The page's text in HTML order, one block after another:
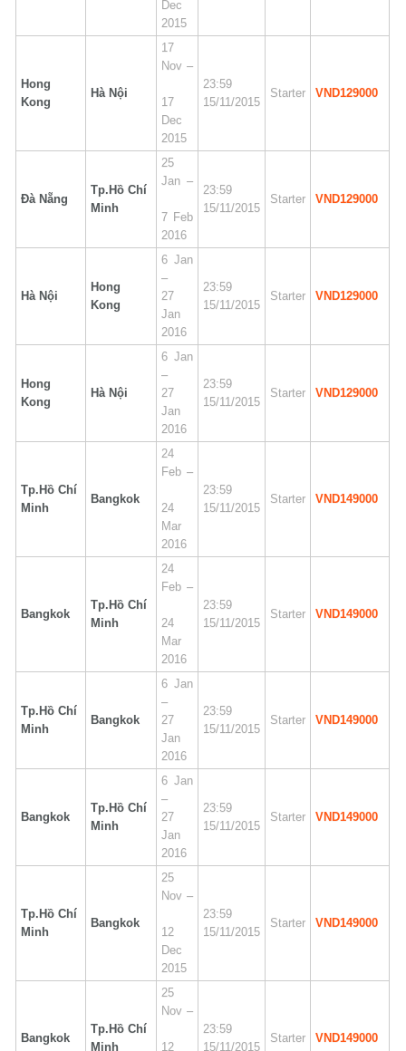
Dec
2015
Hong
Kong
Hà Nội
17
Nov –
17
Dec
2015
23:59
15/11/2015
Starter VND129000
Đà Nẵng
Tp.Hồ Chí
Minh
25
Jan –
7 Feb
2016
23:59
15/11/2015
Starter VND129000
Hà Nội
Hong
Kong
6 Jan
–
27
Jan
2016
23:59
15/11/2015
Starter VND129000
Hong
Kong
Hà Nội
6 Jan
–
27
Jan
2016
23:59
15/11/2015
Starter VND129000
Tp.Hồ Chí
Minh
Bangkok
24
Feb –
24
Mar
2016
23:59
15/11/2015
Starter VND149000
Bangkok
Tp.Hồ Chí
Minh
24
Feb –
24
Mar
2016
23:59
15/11/2015
Starter VND149000
Tp.Hồ Chí
Minh
Bangkok
6 Jan
–
27
Jan
2016
23:59
15/11/2015
Starter VND149000
Bangkok
Tp.Hồ Chí
Minh
6 Jan
–
27
Jan
2016
23:59
15/11/2015
Starter VND149000
Tp.Hồ Chí
Minh
Bangkok
25
Nov –
12
Dec
2015
23:59
15/11/2015
Starter VND149000
Bangkok
Tp.Hồ Chí
Minh
25
Nov –
12
23:59
15/11/2015
Starter VND149000